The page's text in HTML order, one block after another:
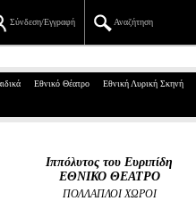
Αναζήτηση
Σύνδεση/Εγγραφή
Πανεπιστημίου 39, Αθήνα
Εθνικό Θέατρο Εθνική Λυρική Σκηνή
Ιππόλυτος του Ευριπίδη
ΕΘΝΙΚΟ ΘΕΑΤΡΟ
ΠΟΛΛΑΠΛΟΙ ΧΩΡΟΙ